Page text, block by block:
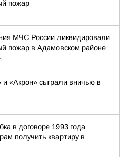
пожар
МЧС России ликвидировали
пожар в Адамовском районе
и «Акрон» сыграли вничью в
в договоре 1993 года
получить квартиру в